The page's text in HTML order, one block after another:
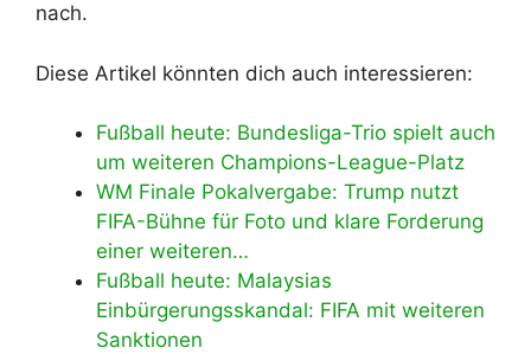
nach.
Diese Artikel könnten dich auch interessieren:
Fußball heute: Bundesliga-Trio spielt auch
um weiteren Champions-League-Platz
WM Finale Pokalvergabe: Trump nutzt
FIFA-Bühne für Foto und klare Forderung
einer weiteren…
Fußball heute: Malaysias
Einbürgerungsskandal: FIFA mit weiteren
Sanktionen